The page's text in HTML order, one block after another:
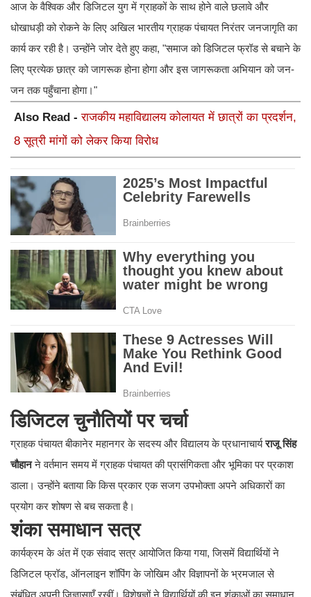
आज के वैश्विक और डिजिटल युग में ग्राहकों के साथ होने वाले छलावे और
धोखाधड़ी को रोकने के लिए अखिल भारतीय ग्राहक पंचायत निरंतर जनजागृति का
कार्य कर रही है। उन्होंने जोर देते हुए कहा, "समाज को डिजिटल फ्रॉड से बचाने के
लिए प्रत्येक छात्र को जागरूक होना होगा और इस जागरूकता अभियान को जन-
जन तक पहुँचाना होगा।"
Also Read -राजकीय महाविद्यालय कोलायत में छात्रों का प्रदर्शन,
8 सूत्री मांगों को लेकर किया विरोध
डिजिटल चुनौतियों पर चर्चा
​ग्राहक पंचायत बीकानेर महानगर के सदस्य और विद्यालय के प्रधानाचार्यराजू सिंह
चौहानने वर्तमान समय में ग्राहक पंचायत की प्रासंगिकता और भूमिका पर प्रकाश
डाला। उन्होंने बताया कि किस प्रकार एक सजग उपभोक्ता अपने अधिकारों का
प्रयोग कर शोषण से बच सकता है।
शंका समाधान सत्र
​कार्यक्रम के अंत में एक संवाद सत्र आयोजित किया गया, जिसमें विद्यार्थियों ने
डिजिटल फ्रॉड, ऑनलाइन शॉपिंग के जोखिम और विज्ञापनों के भ्रमजाल से